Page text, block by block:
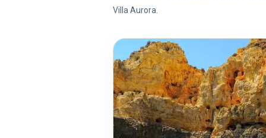
Villa Aurora.